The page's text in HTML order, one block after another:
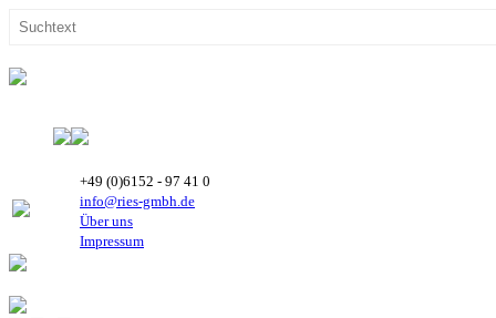
+49 (0)6152 - 97 41 0
info@ries-gmbh.de
Über uns
Impressum